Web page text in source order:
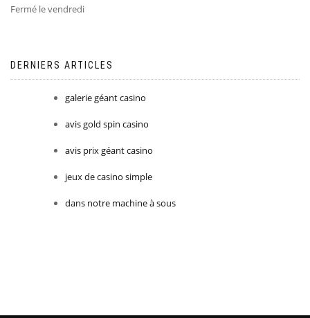
Fermé le vendredi
DERNIERS ARTICLES
galerie géant casino
avis gold spin casino
avis prix géant casino
jeux de casino simple
dans notre machine à sous